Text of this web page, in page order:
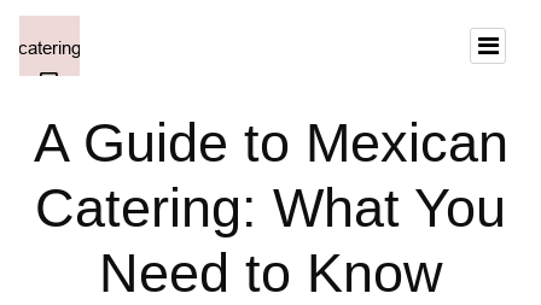
A Guide to Mexican
Catering: What You
Need to Know